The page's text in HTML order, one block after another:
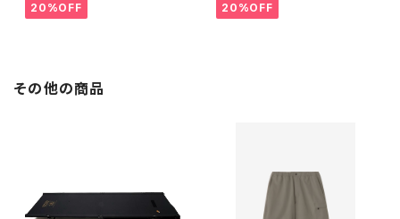
20%OFF 20%OFF
その他の商品